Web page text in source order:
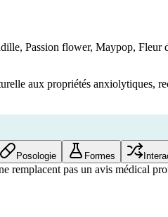
Passion flower, Maypop, Fleur
aux propriétés anxiolytiques,
Posologie Formes
remplacent pas un avis médical